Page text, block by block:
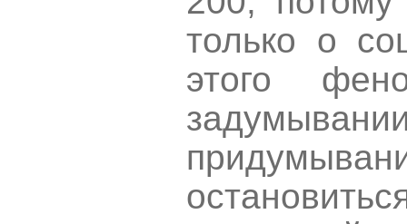
только о
этого